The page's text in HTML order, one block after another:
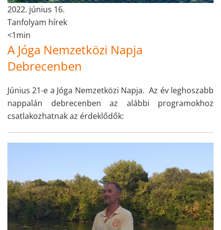
2022. június 16.
Tanfolyam hírek
<1min
A Jóga Nemzetközi Napja
Debrecenben
Június 21-e a Jóga Nemzetközi Napja. Az év leghoszabb
nappalán debrecenben az alábbi programokhoz
csatlakozhatnak az érdeklődők: